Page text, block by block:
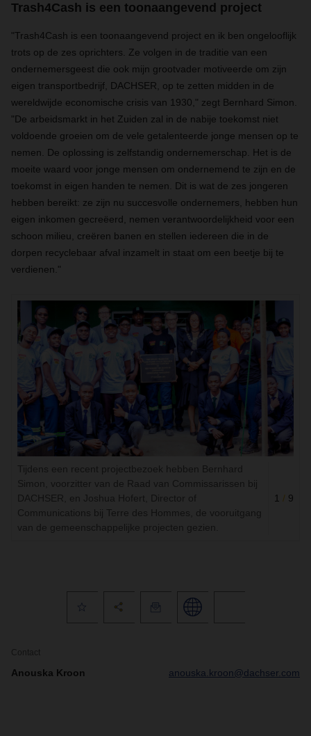
Trash4Cash is een toonaangevend project
"Trash4Cash is een toonaangevend project en ik ben ongelooflijk
trots op de zes oprichters. Ze volgen in de traditie van een
ondernemersgeest die ook mijn grootvader motiveerde om zijn
eigen transportbedrijf, DACHSER, op te zetten midden in de
wereldwijde economische crisis van 1930," zegt Bernhard Simon.
"De arbeidsmarkt in het Zuiden zal in de nabije toekomst niet
voldoende groeien om de vele getalenteerde jonge mensen op te
nemen. De oplossing is zelfstandig ondernemerschap. Het is de
moeite waard voor jonge mensen om ondernemend te zijn en de
toekomst in eigen handen te nemen. Dit is wat de zes jongeren
hebben bereikt: ze zijn nu succesvolle ondernemers, hebben hun
eigen inkomen gecreëerd, nemen verantwoordelijkheid voor een
schoon milieu, creëren banen en stellen iedereen die in de
dorpen recyclebaar afval inzamelt in staat om een beetje bij te
verdienen."
Tijdens een recent projectbezoek hebben Bernhard
Simon, voorzitter van de Raad van Commissarissen bij
DACHSER, en Joshua Hofert, Director of
Communications bij Terre des Hommes, de vooruitgang
van de gemeenschappelijke projecten gezien.
1 / 9
Contact
Anouska Kroon anouska.kroon@dachser.com